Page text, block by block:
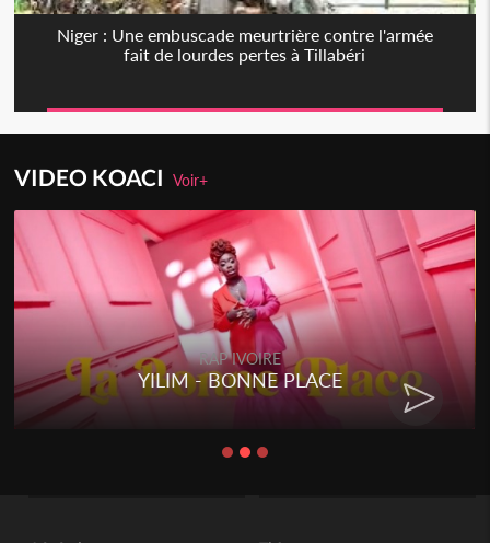
Niger : Une embuscade meurtrière contre l'armée
fait de lourdes pertes à Tillabéri
VIDEO KOACIVoir+
RAP IVOIRE
YILIM - BONNE PLACE